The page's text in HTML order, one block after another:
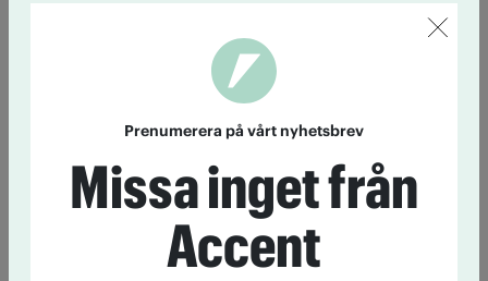
Prenumerera på vårt nyhetsbrev
Missa inget från
Accent